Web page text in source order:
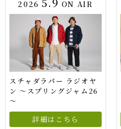
2026 ON AIR
スチャダラパー ラジオヤ
ン ～スプリングジャム26
～
詳細はこちら